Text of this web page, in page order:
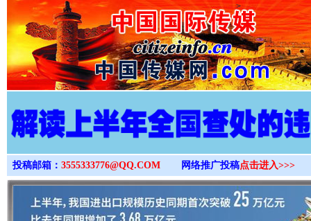
>
投稿邮箱： 3555333776@QQ.COM 网络推广投稿点击进入>>>